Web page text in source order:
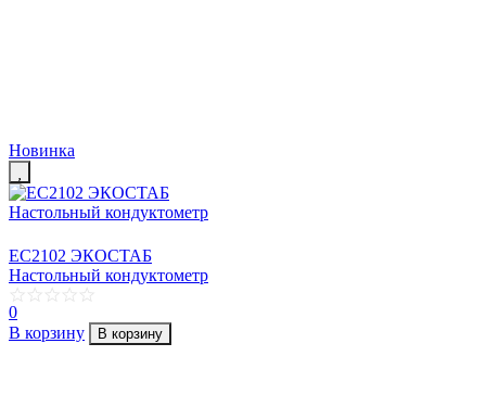
Новинка
EC2102 ЭКОСТАБ
Настольный кондуктометр
0
В корзину
В корзину